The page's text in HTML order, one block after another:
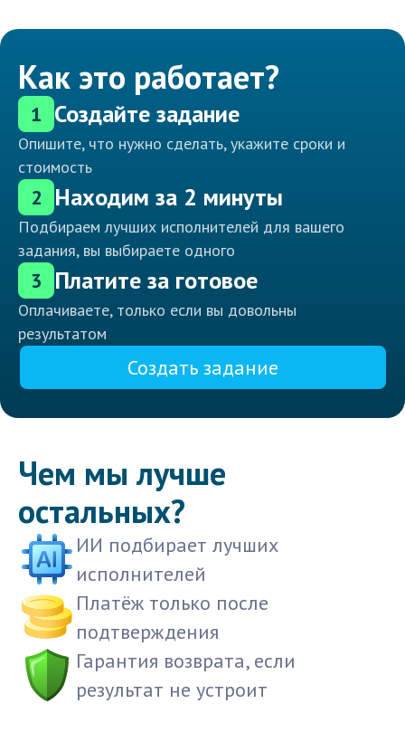
Как это работает?
1 Создайте задание
Опишите, что нужно сделать, укажите сроки и
стоимость
2 Находим за 2 минуты
Подбираем лучших исполнителей для вашего
задания, вы выбираете одного
3 Платите за готовое
Оплачиваете, только если вы довольны
результатом
Создать задание
Чем мы лучше
остальных?
ИИ подбирает лучших
исполнителей
Платёж только после
подтверждения
Гарантия возврата, если
результат не устроит